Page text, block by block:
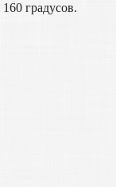
градусов.